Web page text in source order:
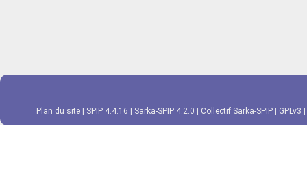
Plan du site SPIP 4.4.16 Sarka-SPIP 4.2.0 Collectif Sarka-SPIP GPLv3